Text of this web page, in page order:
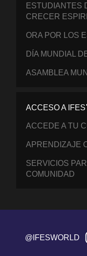
ESTUDIANTES
CRECER
ORA POR LOS
DÍA MUNDIAL
ASAMBLEA
ACCESO A IFES
ACCEDE A TU
APRENDIZAJE
SERVICIOS
COMUNIDAD
@IFESWORLD